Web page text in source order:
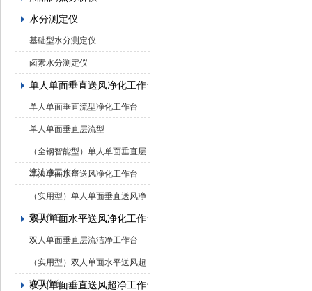
水分测定仪
基础型水分测定仪
卤素水分测定仪
单人单面垂直送风净化工作台
单人单面垂直流型净化工作台
单人单面垂直层流型
（全钢智能型）单人单面垂直层
流洁净工作台
单人单面水平送风净化工作台
（实用型）单人单面垂直送风净
化工作台
双人单面水平送风净化工作台
双人单面垂直层流洁净工作台
（实用型）双人单面水平送风超
净工作台
双人单面垂直送风超净工作台